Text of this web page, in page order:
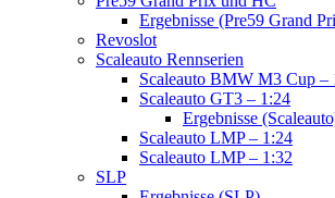
Ergebnisse (Pre59 Grand
Revoslot
Scaleauto Rennserien
Scaleauto BMW M3 Cup –
Scaleauto GT3 – 1:24
Ergebnisse
Scaleauto LMP – 1:24
Scaleauto LMP – 1:32
SLP